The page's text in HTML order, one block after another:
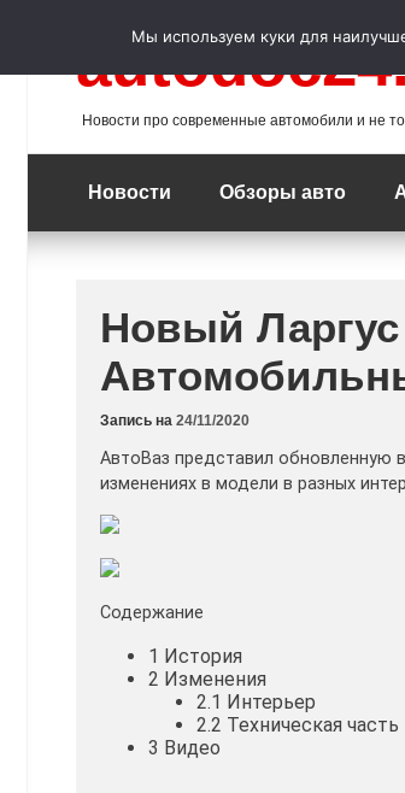
Новости про современные автомобили и не
Новости Обзоры авто
Новый
Запись на 24/11/2020
АвтоВаз представил обновленную
изменениях в модели в разных
Содержание
1 История
2 Изменения
2.1 Интерьер
2.2 Техническая часть
3 Видео
Мы используем куки для